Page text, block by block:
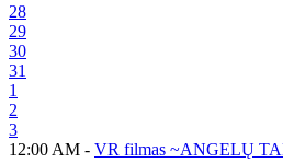
28
29
30
31
1
2
3
12:00 AM - VR filmas ~ANGELŲ